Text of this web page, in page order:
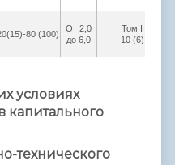
80 (100)
От 2,0
до 6,0
Том I
10 (6)
условиях
капитального
технического